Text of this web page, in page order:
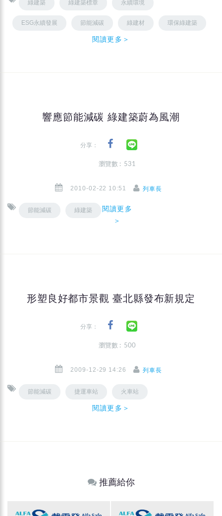
綠建築 綠建築標章 永續環境
ESG永續發展 節能減碳 綠建材 環保綠建築
閱讀更多＞
響應節能減碳 綠建築蔚為風潮
分享：
瀏覽數 : 531
2010-02-22 10:51 列車長
節能減碳 綠建築
閱讀更多
＞
形塑良好都市景觀 臺北縣發布新規定
分享：
瀏覽數 : 500
2009-12-29 14:26 列車長
節能減碳 捷運車站 火車站
閱讀更多＞
推薦給你